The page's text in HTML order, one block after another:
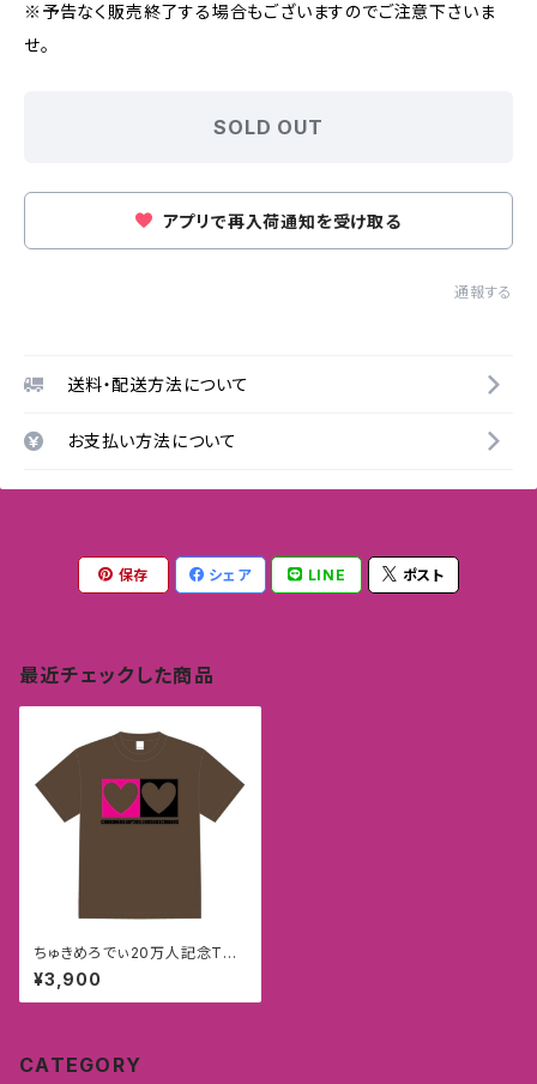
※予告なく販売終了する場合もございますのでご注意下さいま
せ。
SOLD OUT
アプリで再入荷通知を受け取る
通報する
送料・配送方法について
お支払い方法について
保存 シェア LINE ポスト
最近チェックした商品
ちゅきめろでぃ20万人記念Tシ
ャツカラーモデル（ブラウン）
¥3,900
CATEGORY